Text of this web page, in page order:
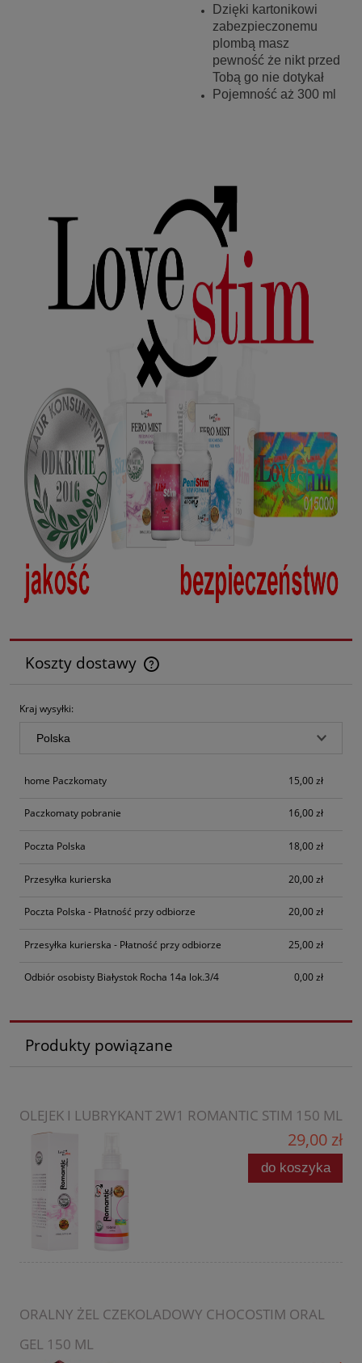
Dzięki kartonikowi
zabezpieczonemu
plombą masz
pewność że nikt przed
Tobą go nie dotykał
Pojemność aż 300 ml
Koszty dostawy
Cena nie zawiera ewentualnych kosztów płatności
Kraj wysyłki:
home Paczkomaty 15,00 zł
Paczkomaty pobranie 16,00 zł
Poczta Polska 18,00 zł
Przesyłka kurierska 20,00 zł
Poczta Polska - Płatność przy odbiorze 20,00 zł
Przesyłka kurierska - Płatność przy odbiorze 25,00 zł
Odbiór osobisty Białystok Rocha 14a lok.3/4 0,00 zł
Produkty powiązane
OLEJEK I LUBRYKANT 2W1 ROMANTIC STIM 150 ML
29,00 zł
do koszyka
ORALNY ŻEL CZEKOLADOWY CHOCOSTIM ORAL
GEL 150 ML